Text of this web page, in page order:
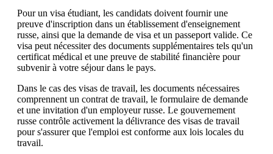
Pour un visa étudiant, les candidats doivent fournir une
preuve d'inscription dans un établissement d'enseignement
russe, ainsi que la demande de visa et un passeport valide. Ce
visa peut nécessiter des documents supplémentaires tels qu'un
certificat médical et une preuve de stabilité financière pour
subvenir à votre séjour dans le pays.
Dans le cas des visas de travail, les documents nécessaires
comprennent un contrat de travail, le formulaire de demande
et une invitation d'un employeur russe. Le gouvernement
russe contrôle activement la délivrance des visas de travail
pour s'assurer que l'emploi est conforme aux lois locales du
travail.